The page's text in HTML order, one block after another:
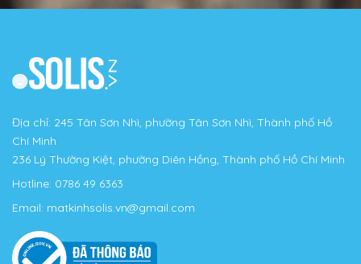
Địa chỉ: 245 Tân Sơn Nhì, phường Tân Sơn Nhì, Thành phố Hồ
Chí Minh
236 Lý Thường Kiệt, phường Diên Hồng, Thành phố Hồ Chí Minh
Hotline: 0786 49 6363
Email: matkinhsolis.vn@gmail.com